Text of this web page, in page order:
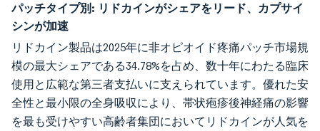
パッチタイプ別: リドカインがシェアをリード、カプサイ
シンが加速
リドカイン製品は2025年に非オピオイド疼痛パッチ市場規
模の最大シェアである34.78%を占め、数十年にわたる臨床
使用と広範な第三者支払いに支えられています。優れた安
全性と最小限の全身吸収により、帯状疱疹後神経痛の影響
を最も受けやすい高齢者集団においてリドカインが人気を